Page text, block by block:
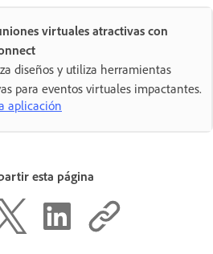
virtuales atractivas con
diseños y utiliza herramientas
para eventos virtuales impactantes.
aplicación
esta página